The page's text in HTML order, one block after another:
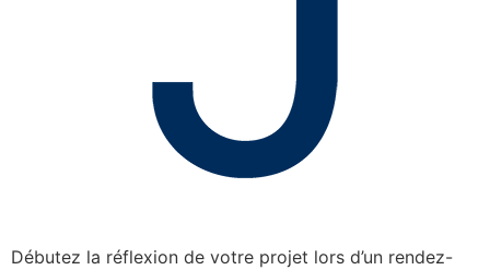
Débutez la réflexion de votre projet lors d’un rendez-